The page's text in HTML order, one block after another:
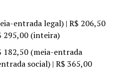
entrada legal) | R$ 206,50
295,00 (inteira)
182,50 (meia-entrada
social) | R$ 365,00